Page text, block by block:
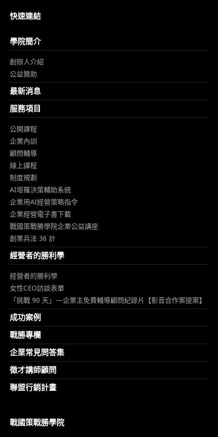
快速連結
學院簡介
創辦人介紹
公益贊助
最新消息
服務項目
公開課程
企業內訓
顧問輔導
線上課程
制度規劃
AI塔羅決策輔助系統
企業用AI經營策略指令
企業經營電子書下載
戰國策戰勝學院企業公益講座
創業兵法 36 計
經營者的勝利學
經營者的勝利學
女性CEO訪談表單
「挑戰 90 天」—企業主免費輔導顧問紀錄片【影音合作案提案】
成功案例
戰勝專欄
企業常見問答集
徵才講師顧問
聯盟行銷計畫
戰國策戰勝學院